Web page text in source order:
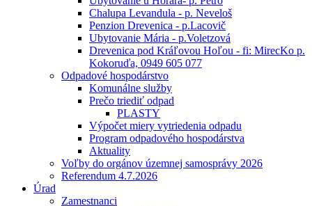
Chalupa Levandula - p. Neveloš
Penzion Drevenica - p.Lacovič
Ubytovanie Mária - p.Voletzová
Drevenica pod Kráľovou Hoľou - fi: MirecKo p.
Kokoruďa, 0949 605 077
Odpadové hospodárstvo
Komunálne služby
Prečo triediť odpad
PLASTY
Výpočet miery vytriedenia odpadu
Program odpadového hospodárstva
Aktuality
Voľby do orgánov územnej samosprávy 2026
Referendum 4.7.2026
Úrad
Zamestnanci